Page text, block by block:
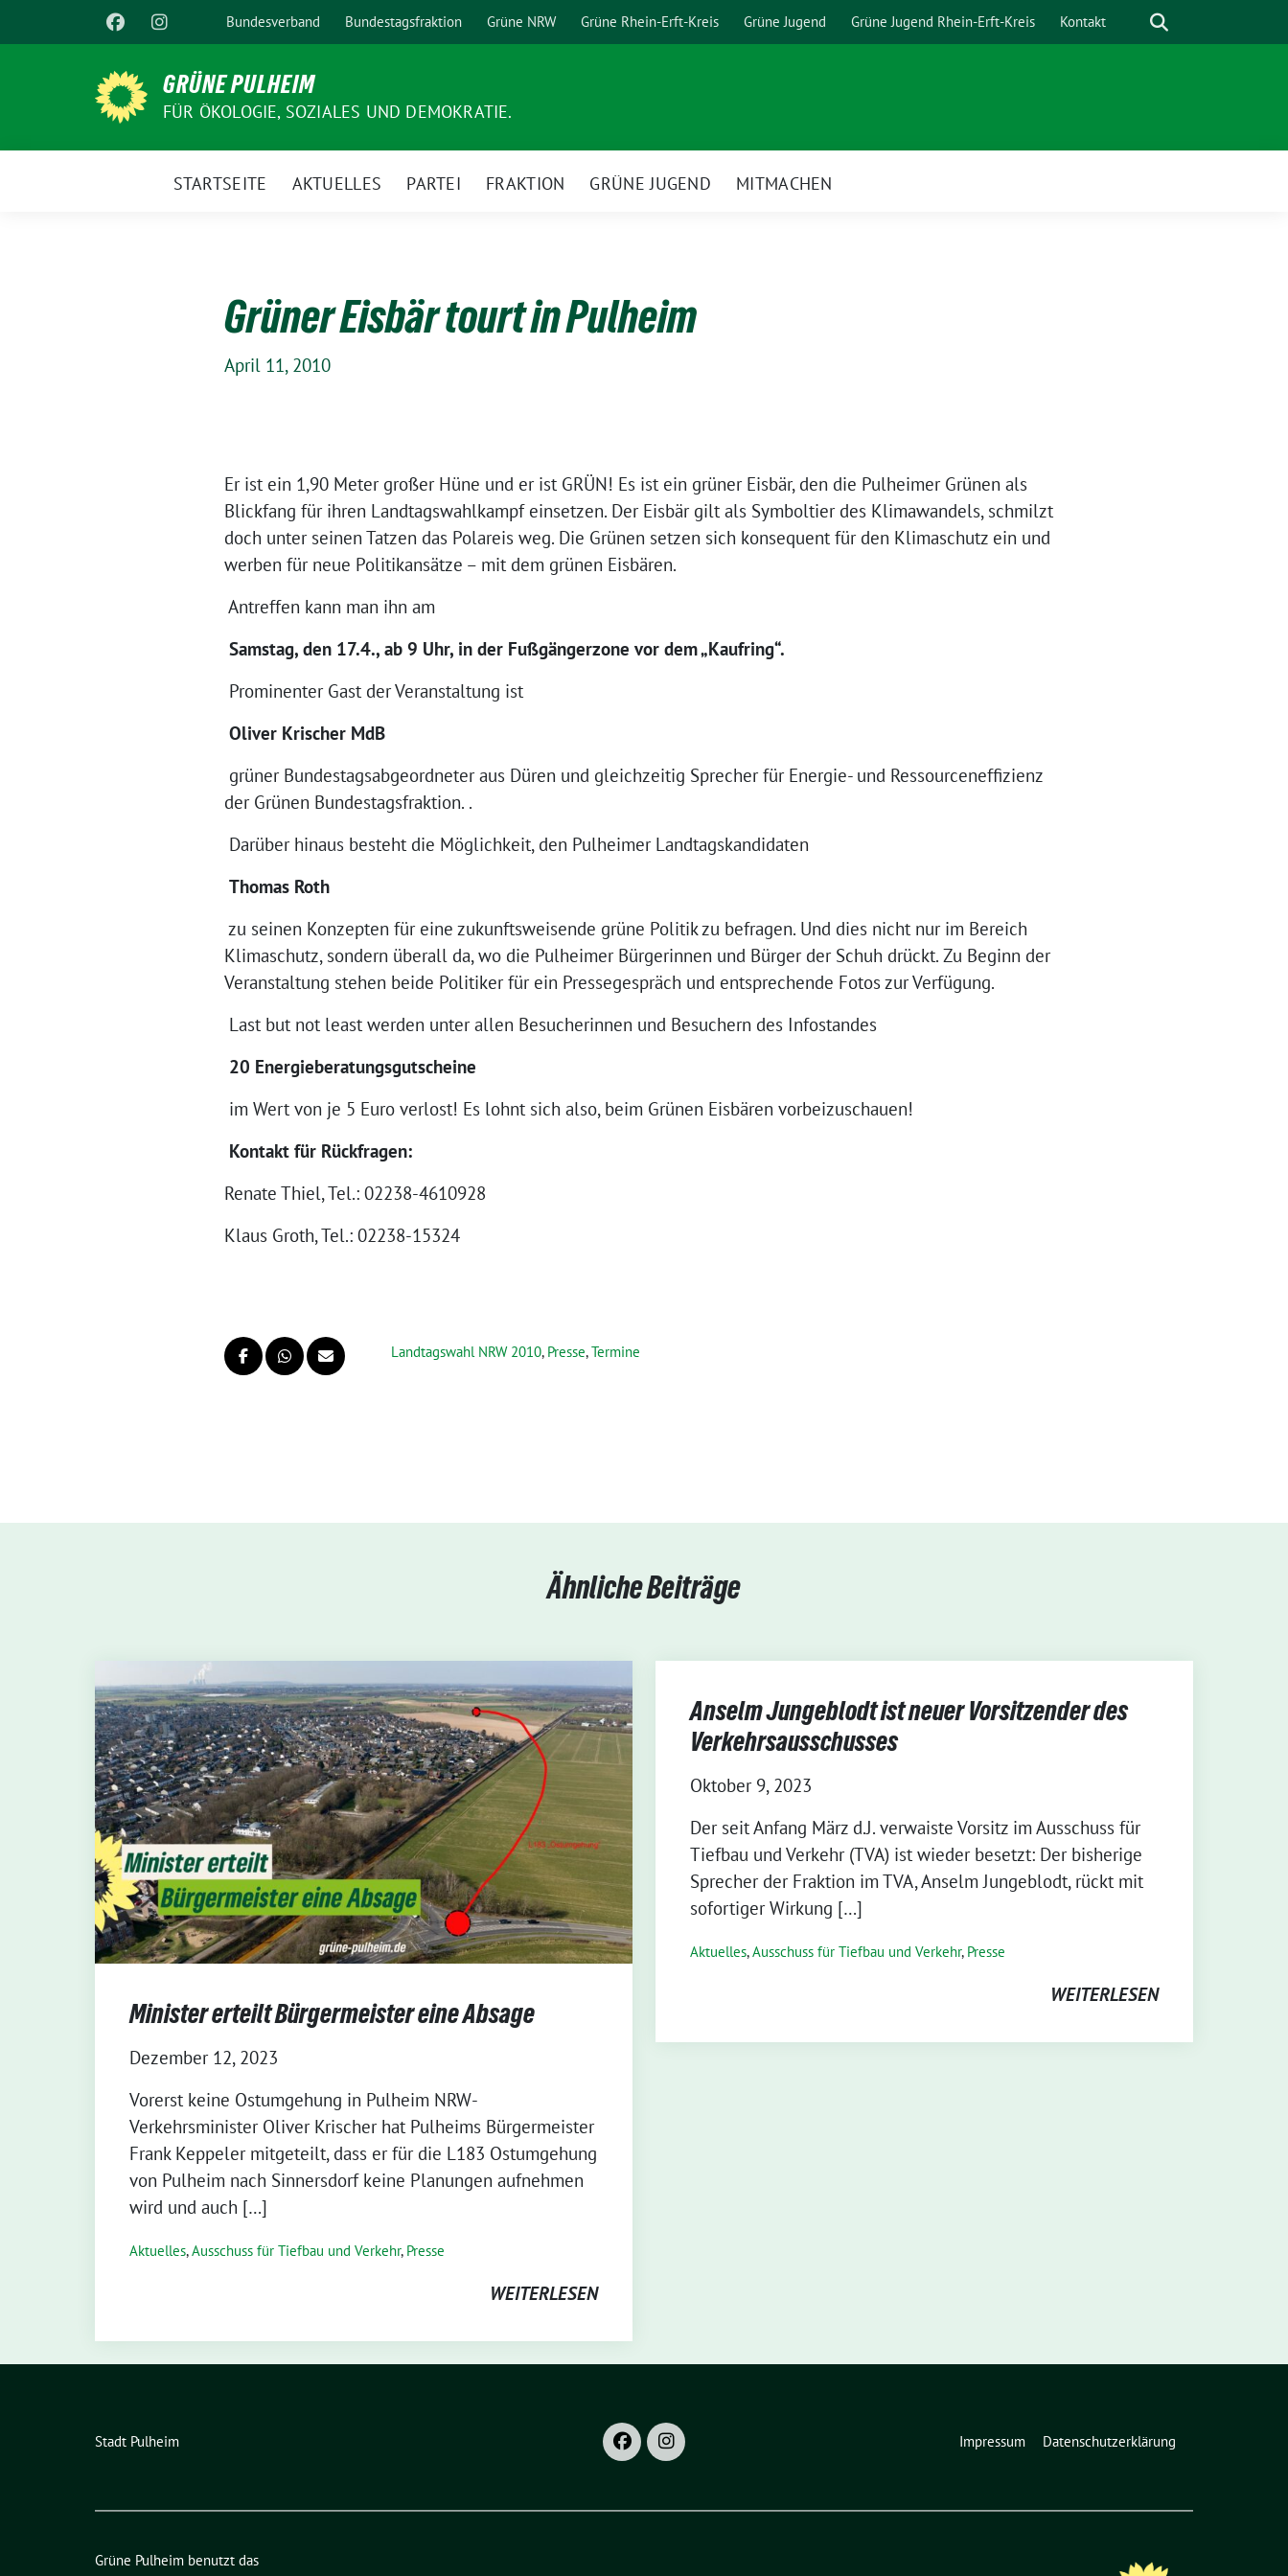
zum
Bundesverband Bundestagsfraktion Grüne NRW Grüne Rhein-Erft-Kreis Grüne Jugend Grüne Jugend Rhein-Erft-Kreis Kontakt Suche
GRÜNE PULHEIM
FÜR ÖKOLOGIE, SOZIALES UND DEMOKRATIE.
STARTSEITE AKTUELLES PARTEI FRAKTION GRÜNE JUGEND MITMACHEN
Grüner Eisbär tourt in Pulheim
April 11, 2010
Er ist ein 1,90 Meter großer Hüne und er ist GRÜN! Es ist ein grüner Eisbär, den die Pulheimer Grünen als
Blickfang für ihren Landtagswahlkampf einsetzen. Der Eisbär gilt als Symboltier des Klimawandels, schmilzt
doch unter seinen Tatzen das Polareis weg. Die Grünen setzen sich konsequent für den Klimaschutz ein und
werben für neue Politikansätze – mit dem grünen Eisbären.
Antreffen kann man ihn am
Samstag, den 17.4., ab 9 Uhr, in der Fußgängerzone vor dem „Kaufring“.
Prominenter Gast der Veranstaltung ist
Oliver Krischer MdB
grüner Bundestagsabgeordneter aus Düren und gleichzeitig Sprecher für Energie- und Ressourceneffizienz
der Grünen Bundestagsfraktion. .
Darüber hinaus besteht die Möglichkeit, den Pulheimer Landtagskandidaten
Thomas Roth
zu seinen Konzepten für eine zukunftsweisende grüne Politik zu befragen. Und dies nicht nur im Bereich
Klimaschutz, sondern überall da, wo die Pulheimer Bürgerinnen und Bürger der Schuh drückt. Zu Beginn der
Veranstaltung stehen beide Politiker für ein Pressegespräch und entsprechende Fotos zur Verfügung.
Last but not least werden unter allen Besucherinnen und Besuchern des Infostandes
20 Energieberatungsgutscheine
im Wert von je 5 Euro verlost! Es lohnt sich also, beim Grünen Eisbären vorbeizuschauen!
Kontakt für Rückfragen:
Renate Thiel, Tel.: 02238-4610928
Klaus Groth, Tel.: 02238-15324
Landtagswahl NRW 2010, Presse,Termine
Ähnliche Beiträge
Minister erteilt Bürgermeister eine Absage
Dezember 12, 2023
Vorerst keine Ostumgehung in Pulheim NRW-
Verkehrsminister Oliver Krischer hat Pulheims Bürgermeister
Frank Keppeler mitgeteilt, dass er für die L183 Ostumgehung
von Pulheim nach Sinnersdorf keine Planungen aufnehmen
wird und auch […]
Aktuelles,Ausschuss für Tiefbau und Verkehr, Presse
WEITERLESEN
Anselm Jungeblodt ist neuer Vorsitzender des
Verkehrsausschusses
Oktober 9, 2023
Der seit Anfang März d.J. verwaiste Vorsitz im Ausschuss für
Tiefbau und Verkehr (TVA) ist wieder besetzt: Der bisherige
Sprecher der Fraktion im TVA, Anselm Jungeblodt, rückt mit
sofortiger Wirkung […]
Aktuelles,Ausschuss für Tiefbau und Verkehr, Presse
WEITERLESEN
Stadt Pulheim Impressum Datenschutzerklärung
Grüne Pulheim benutzt das